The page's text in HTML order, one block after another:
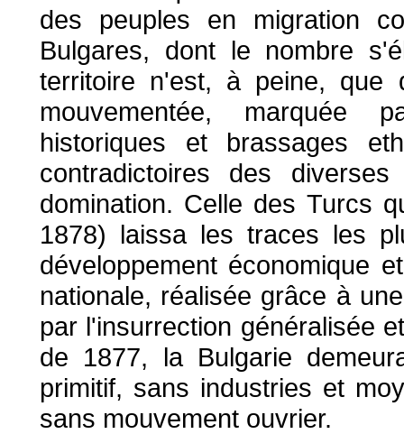
des peuples en migration
Bulgares, dont le nombre
territoire n'est, à peine, que
mouvementée, marquée
historiques et brassages
contradictoires des
domination. Celle des Turcs
1878) laissa les traces les
développement économique
nationale, réalisée grâce à
par l'insurrection généralisée
de 1877, la Bulgarie
primitif, sans industries et
sans mouvement ouvrier.